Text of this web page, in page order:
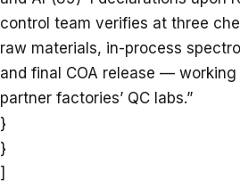
control team verifies at three
raw materials, in-process
and final COA release —
partner factories’ QC labs.”
}
}
]